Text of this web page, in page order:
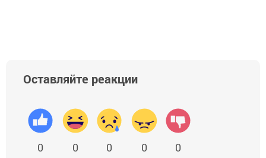
Оставляйте реакции
0 0 0 0 0